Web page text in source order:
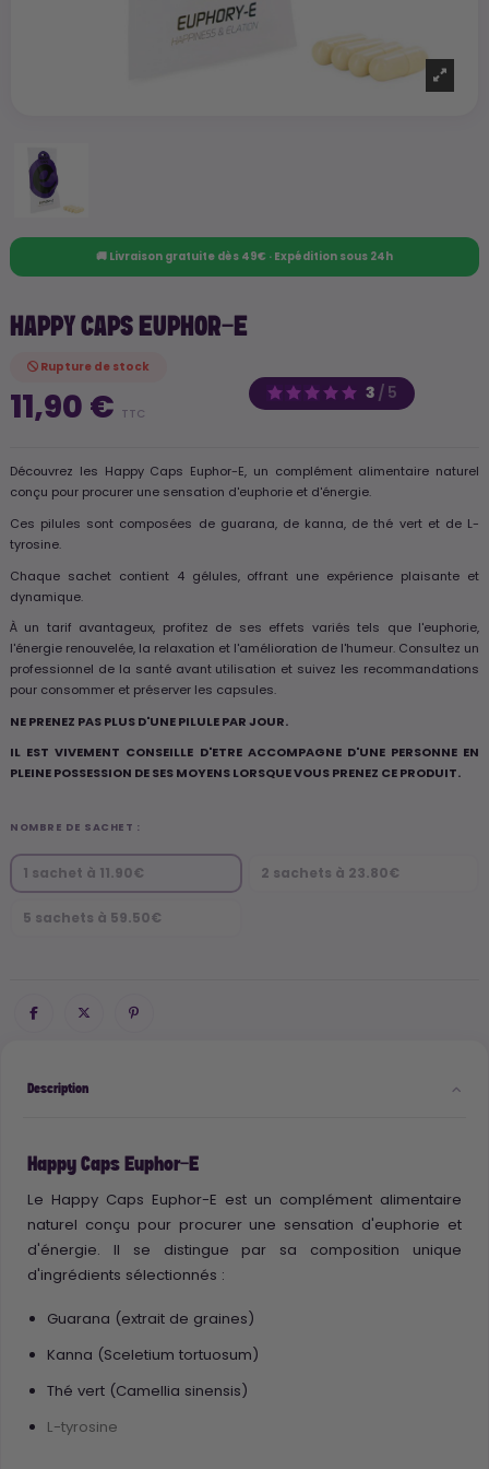
🚚 Livraison gratuite dès 49€ · Expédition sous 24h
HAPPY CAPS EUPHOR-E
3 / 5
Rupture de stock
11,90 € TTC
Découvrez les Happy Caps Euphor-E, un complément alimentaire naturel
conçu pour procurer une sensation d'euphorie et d'énergie.
Ces pilules sont composées de guarana, de kanna, de thé vert et de L-
tyrosine.
Chaque sachet contient 4 gélules, offrant une expérience plaisante et
dynamique.
À un tarif avantageux, profitez de ses effets variés tels que l'euphorie,
l'énergie renouvelée, la relaxation et l'amélioration de l'humeur. Consultez un
professionnel de la santé avant utilisation et suivez les recommandations
pour consommer et préserver les capsules.
NE PRENEZ PAS PLUS D'UNE PILULE PAR JOUR.
IL EST VIVEMENT CONSEILLE D'ETRE ACCOMPAGNE D'UNE PERSONNE EN
PLEINE POSSESSION DE SES MOYENS LORSQUE VOUS PRENEZ CE PRODUIT.
NOMBRE DE SACHET :
1 sachet à 11.90€ 2 sachets à 23.80€
5 sachets à 59.50€
Description
Happy Caps Euphor-E
Le Happy Caps Euphor-E est un complément alimentaire
naturel conçu pour procurer une sensation d'euphorie et
d'énergie. Il se distingue par sa composition unique
d'ingrédients sélectionnés :
Guarana (extrait de graines)
Kanna (Sceletium tortuosum)
Thé vert (Camellia sinensis)
L-tyrosine